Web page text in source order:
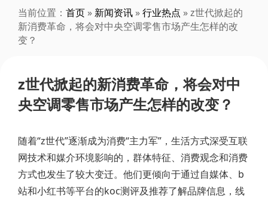
当前位置： 首页 » 新闻资讯 »行业热点 » z世代掀起的
新消费革命，将会对中央空调零售市场产生怎样的改
变？
z世代掀起的新消费革命，将会对中
央空调零售市场产生怎样的改变？
随着“z世代”逐渐成为消费“主力军”，生活方式深受互联
网技术和媒介环境影响的，群体特征、消费观念和消费
方式也发生了较大变迁。他们更倾向于通过自媒体、b
站和小红书等平台的koc测评及推荐了解品牌信息，线